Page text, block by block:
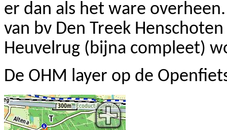
er dan als het ware
van bv Den Treek
Heuvelrug (bijna compleet)
De OHM layer op de